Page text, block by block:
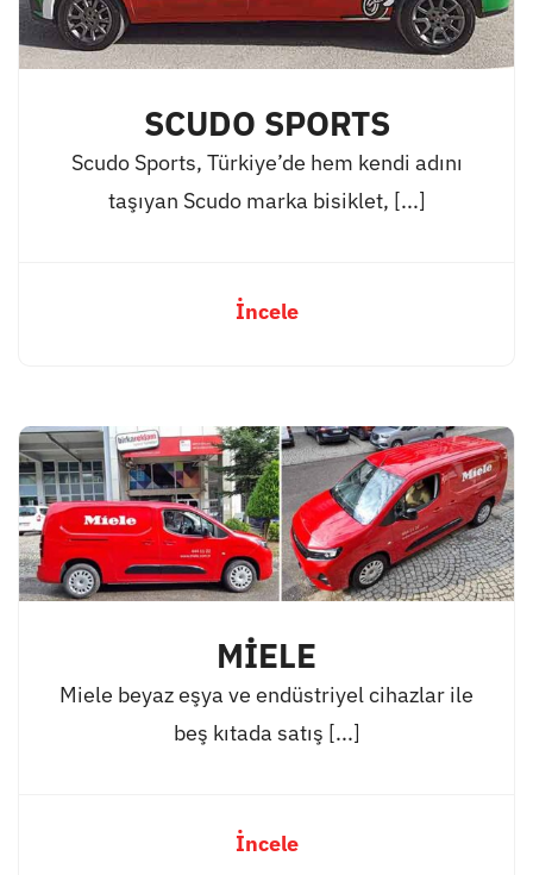
SCUDO SPORTS
Scudo Sports, Türkiye’de hem kendi adını
taşıyan Scudo marka bisiklet, [...]
İncele
MİELE
Miele beyaz eşya ve endüstriyel cihazlar ile
beş kıtada satış [...]
İncele